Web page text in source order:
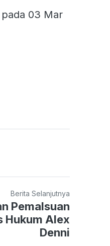
pada 03 Mar
Berita Selanjutnya
Pemalsuan
Hukum Alex
Denni